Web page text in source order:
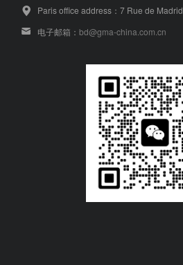
Paris office address：7 Rue de Madrid
电子邮箱： bd@gma-china.com.cn